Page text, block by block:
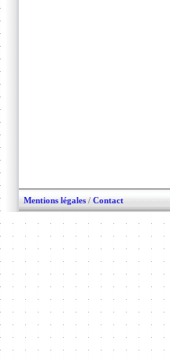
Mentions légales / Contact